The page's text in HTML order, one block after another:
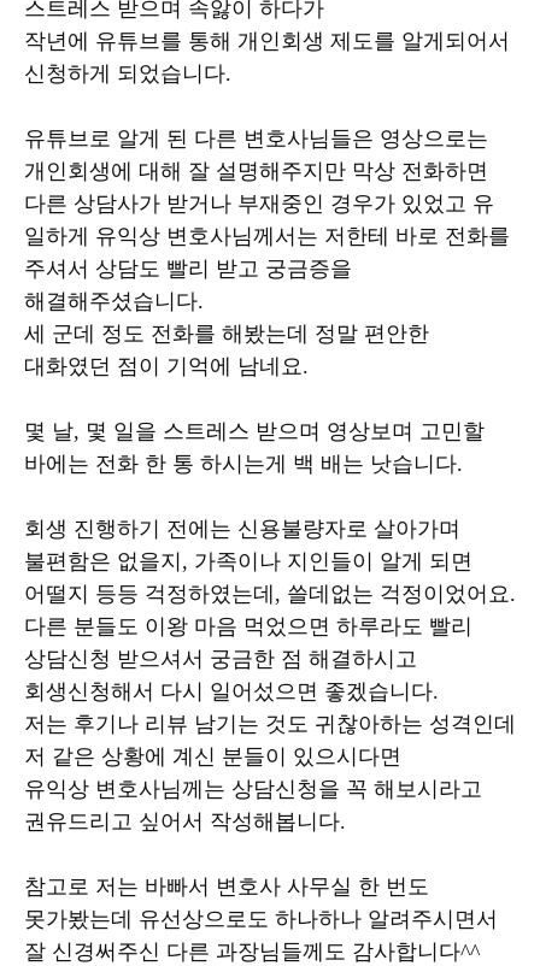
스트레스 받으며 속앓이 하다가
작년에 유튜브를 통해 개인회생 제도를 알게되어서
신청하게 되었습니다.
유튜브로 알게 된 다른 변호사님들은 영상으로는
개인회생에 대해 잘 설명해주지만 막상 전화하면
다른 상담사가 받거나 부재중인 경우가 있었고 유
일하게 유익상 변호사님께서는 저한테 바로 전화를
주셔서 상담도 빨리 받고 궁금증을
해결해주셨습니다.
세 군데 정도 전화를 해봤는데 정말 편안한
대화였던 점이 기억에 남네요.
몇 날, 몇 일을 스트레스 받으며 영상보며 고민할
바에는 전화 한 통 하시는게 백 배는 낫습니다.
회생 진행하기 전에는 신용불량자로 살아가며
불편함은 없을지, 가족이나 지인들이 알게 되면
어떨지 등등 걱정하였는데, 쓸데없는 걱정이었어요.
다른 분들도 이왕 마음 먹었으면 하루라도 빨리
상담신청 받으셔서 궁금한 점 해결하시고
회생신청해서 다시 일어섰으면 좋겠습니다.
저는 후기나 리뷰 남기는 것도 귀찮아하는 성격인데
저 같은 상황에 계신 분들이 있으시다면
유익상 변호사님께는 상담신청을 꼭 해보시라고
권유드리고 싶어서 작성해봅니다.
참고로 저는 바빠서 변호사 사무실 한 번도
못가봤는데 유선상으로도 하나하나 알려주시면서
잘 신경써주신 다른 과장님들께도 감사합니다^^